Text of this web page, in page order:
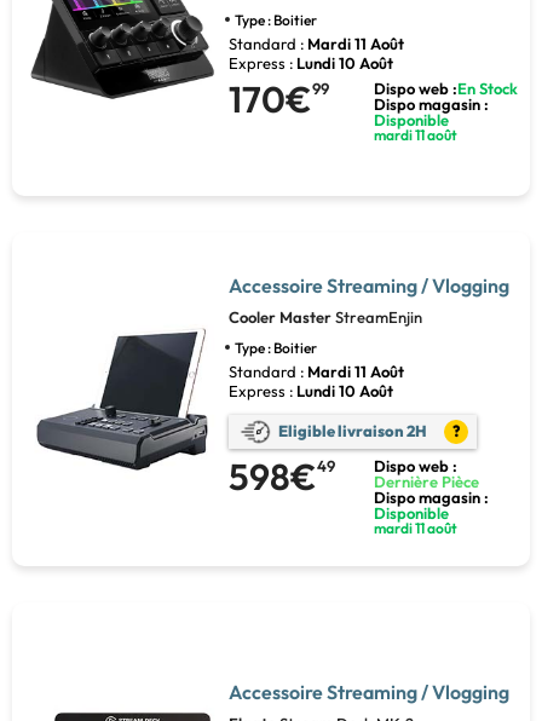
Type : Boitier
Standard : Mardi 11 Août
Express : Lundi 10 Août
170€99 Dispo web :En Stock
Dispo magasin :
Disponible
mardi 11 août
Accessoire Streaming / Vlogging
Cooler MasterStreamEnjin
Type : Boitier
Standard : Mardi 11 Août
Express : Lundi 10 Août
Eligible livraison 2H ?
598€49
Dispo web :
Dernière Pièce
Dispo magasin :
Disponible
mardi 11 août
Accessoire Streaming / Vlogging